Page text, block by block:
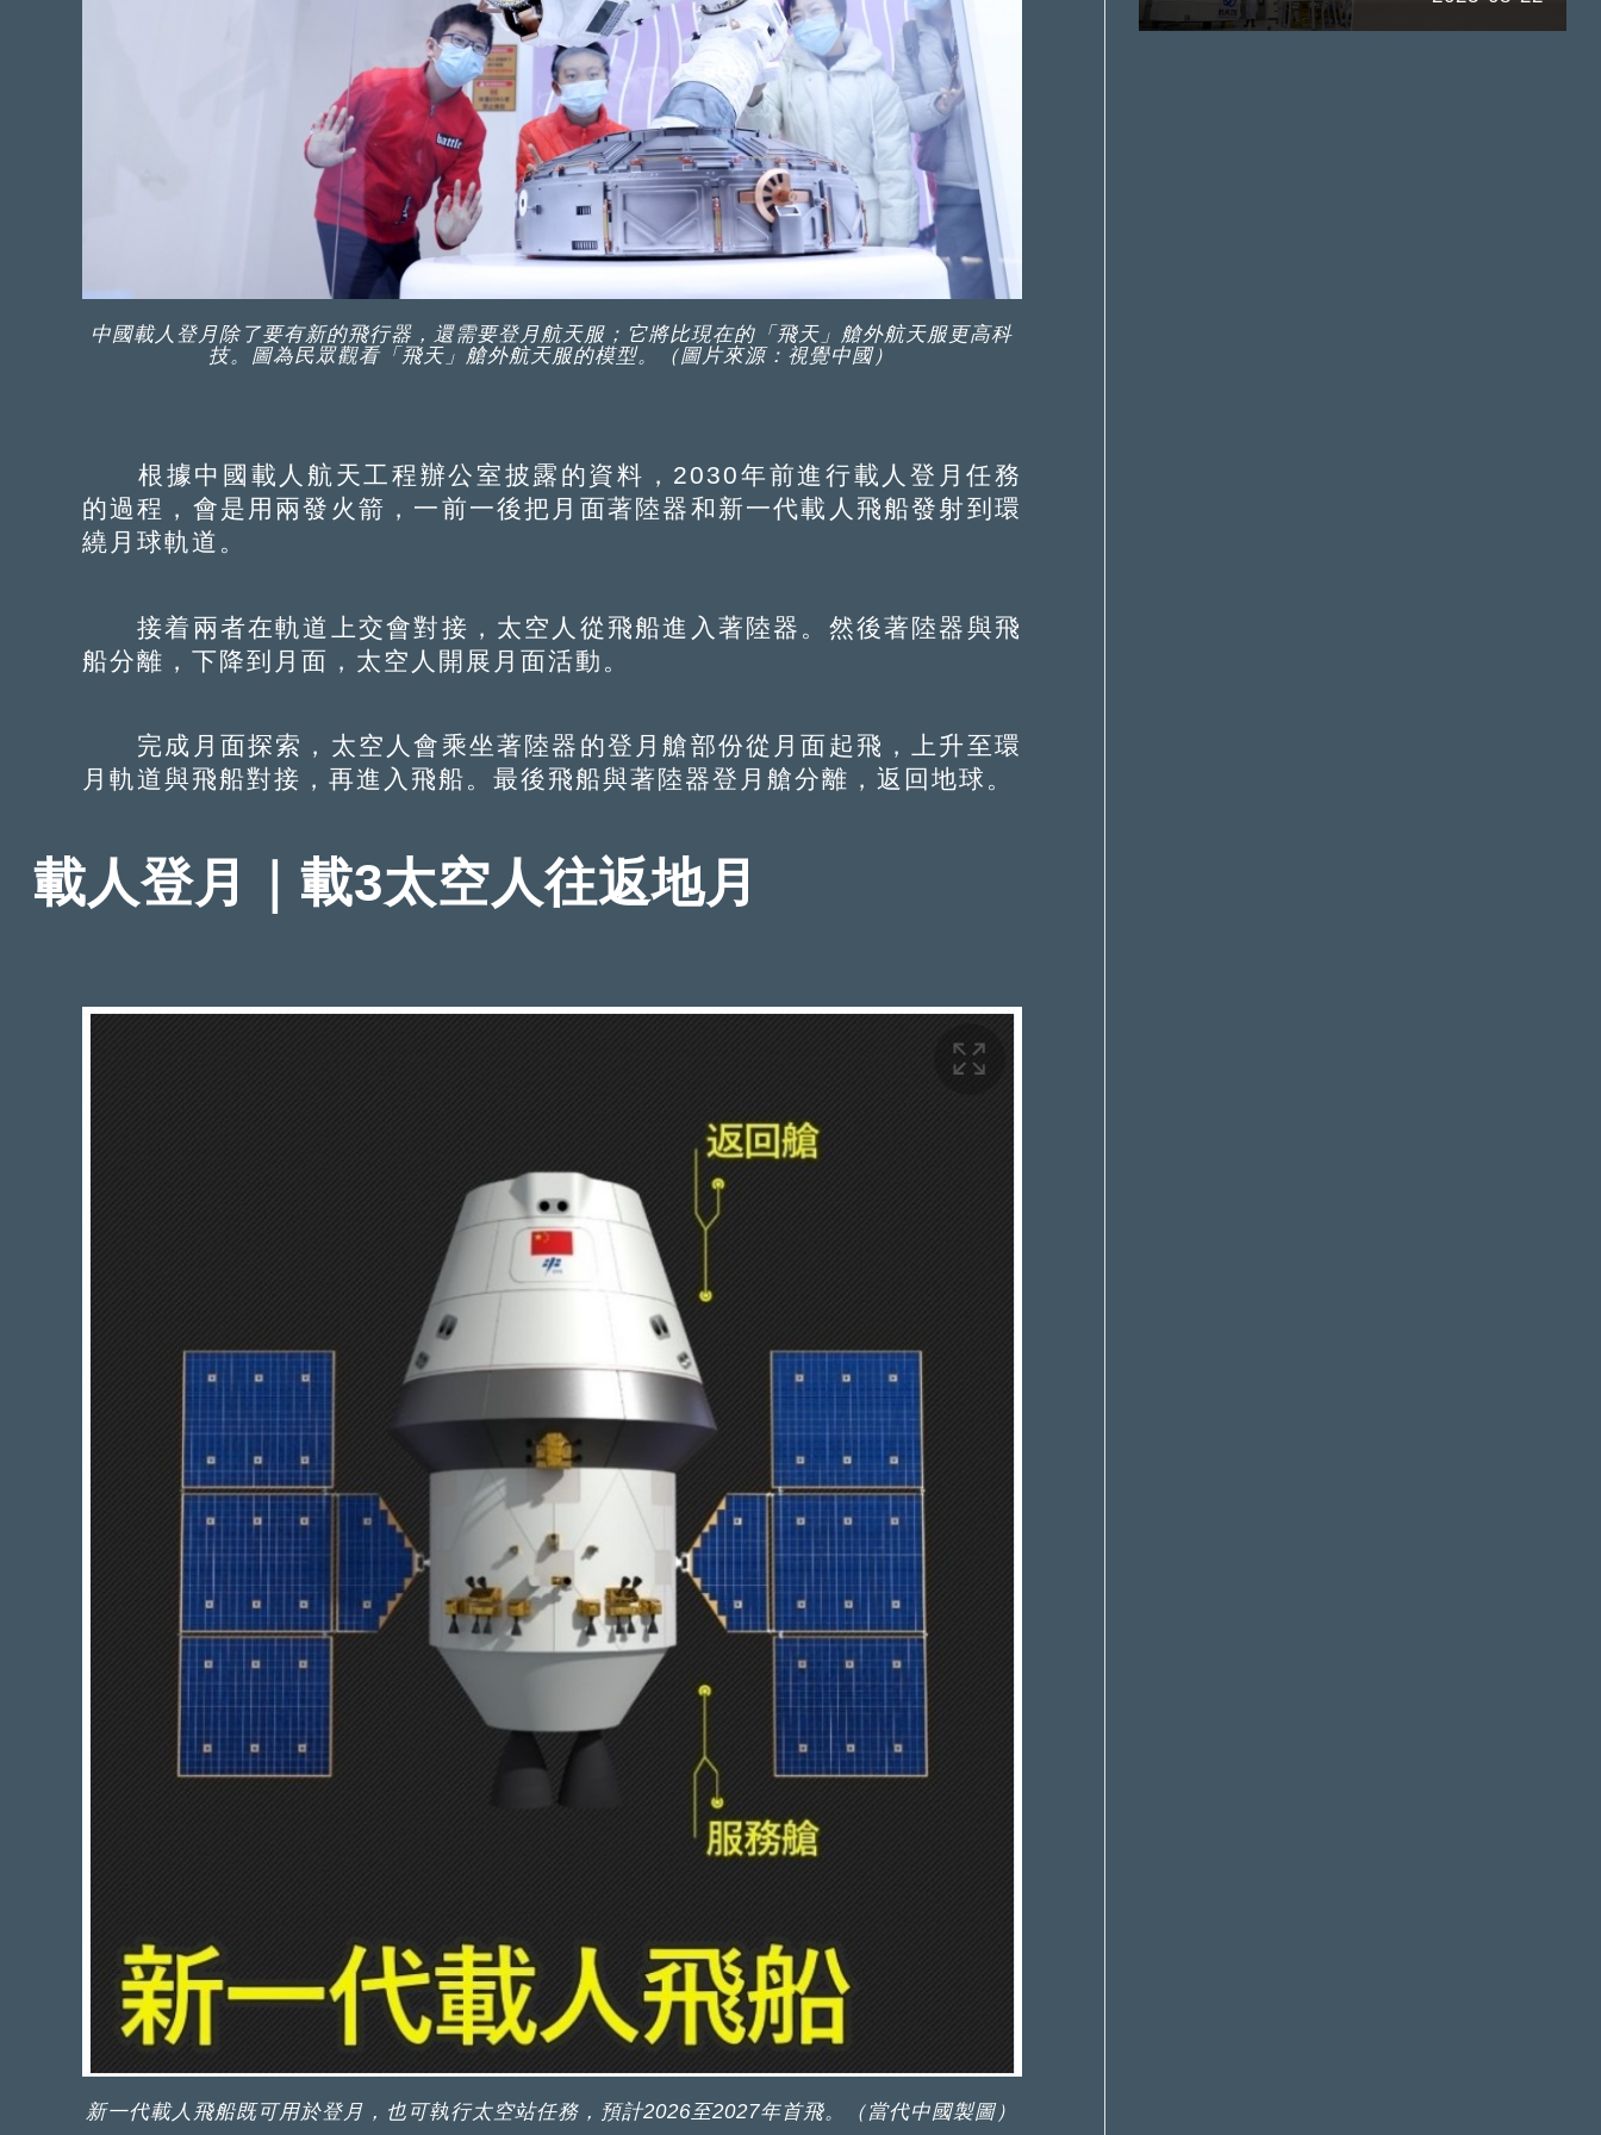
中國載人登月除了要有新的飛行器，還需要登月航天服；它將比現在的「飛天」艙外航天服更高科
技。圖為民眾觀看「飛天」艙外航天服的模型。（圖片來源：視覺中國）
根據中國載人航天工程辦公室披露的資料，2030年前進行載人登月任務
的過程，會是用兩發火箭，一前一後把月面著陸器和新一代載人飛船發射到環
繞月球軌道。
接着兩者在軌道上交會對接，太空人從飛船進入著陸器。然後著陸器與飛
船分離，下降到月面，太空人開展月面活動。
完成月面探索，太空人會乘坐著陸器的登月艙部份從月面起飛，上升至環
月軌道與飛船對接，再進入飛船。最後飛船與著陸器登月艙分離，返回地球。
載人登月｜載3太空人往返地月
新一代載人飛船既可用於登月，也可執行太空站任務，預計2026至2027年首飛。（當代中國製圖）